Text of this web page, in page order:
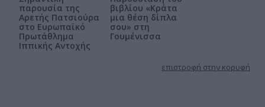
παρουσία της
Αρετής Πατσιούρα
στο Ευρωπαϊκό
Πρωτάθλημα
Ιππικής Αντοχής
βιβλίου «Κράτα
μια θέση δίπλα
σου» στη
Γουμένισσα
επιστροφή στην κορυφή